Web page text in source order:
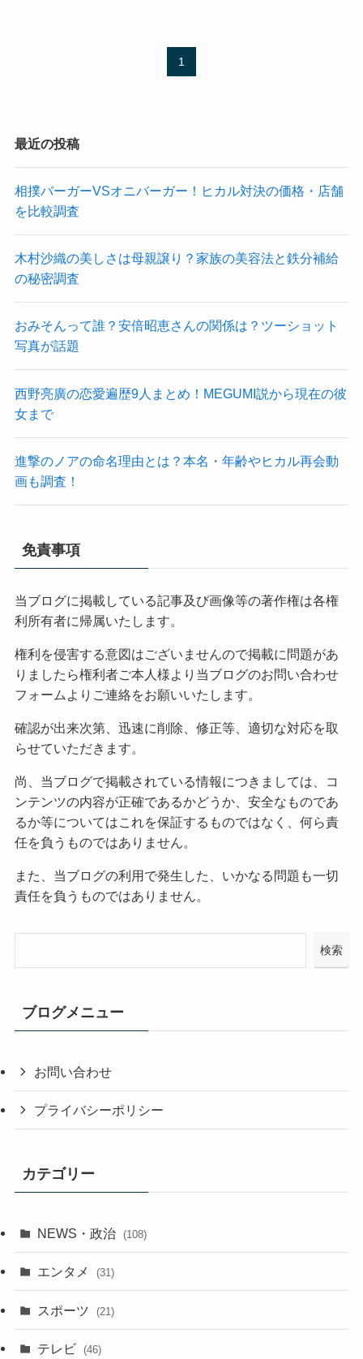
1
最近の投稿
相撲バーガーVSオニバーガー！ヒカル対決の価格・店舗
を比較調査
木村沙織の美しさは母親譲り？家族の美容法と鉄分補給
の秘密調査
おみそんって誰？安倍昭恵さんの関係は？ツーショット
写真が話題
西野亮廣の恋愛遍歴9人まとめ！MEGUMI説から現在の彼
女まで
進撃のノアの命名理由とは？本名・年齢やヒカル再会動
画も調査！
免責事項
当ブログに掲載している記事及び画像等の著作権は各権
利所有者に帰属いたします。
権利を侵害する意図はございませんので掲載に問題があ
りましたら権利者ご本人様より当ブログのお問い合わせ
フォームよりご連絡をお願いいたします。
確認が出来次第、迅速に削除、修正等、適切な対応を取
らせていただきます。
尚、当ブログで掲載されている情報につきましては、コ
ンテンツの内容が正確であるかどうか、安全なものであ
るか等についてはこれを保証するものではなく、何ら責
任を負うものではありません。
また、当ブログの利用で発生した、いかなる問題も一切
責任を負うものではありません。
検索
ブログメニュー
お問い合わせ
プライバシーポリシー
カテゴリー
NEWS・政治 (108)
エンタメ (31)
スポーツ (21)
テレビ (46)